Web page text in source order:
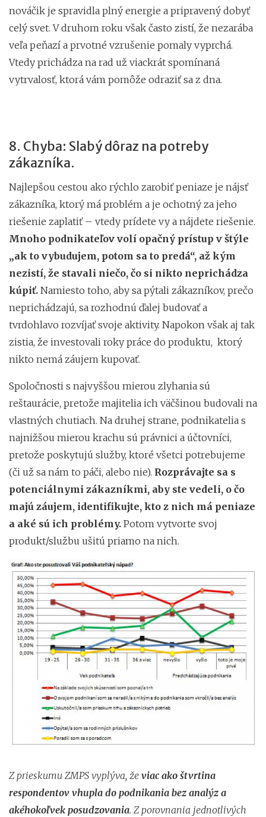
nováčik je spravidla plný energie a pripravený dobyť
celý svet. V druhom roku však často zistí, že nezarába
veľa peňazí a prvotné vzrušenie pomaly vyprchá.
Vtedy prichádza na rad už viackrát spomínaná
vytrvalosť, ktorá vám pomôže odraziť sa z dna.
8. Chyba: Slabý dôraz na potreby
zákazníka.
Najlepšou cestou ako rýchlo zarobiť peniaze je nájsť
zákazníka, ktorý má problém a je ochotný za jeho
riešenie zaplatiť – vtedy prídete vy a nájdete riešenie.
Mnoho podnikateľov volí opačný prístup v štýle
„ak to vybudujem, potom sa to predá“, až kým
nezistí, že stavali niečo, čo si nikto neprichádza
kúpiť. Namiesto toho, aby sa pýtali zákazníkov, prečo
neprichádzajú, sa rozhodnú ďalej budovať a
tvrdohlavo rozvíjať svoje aktivity. Napokon však aj tak
zistia, že investovali roky práce do produktu, ktorý
nikto nemá záujem kupovať.
Spoločnosti s najvyššou mierou zlyhania sú
reštaurácie, pretože majitelia ich väčšinou budovali na
vlastných chutiach. Na druhej strane, podnikatelia s
najnižšou mierou krachu sú právnici a účtovníci,
pretože poskytujú služby, ktoré všetci potrebujeme
(či už sa nám to páči, alebo nie). Rozprávajte sa s
potenciálnymi zákazníkmi, aby ste vedeli, o čo
majú záujem, identifikujte, kto z nich má peniaze
a aké sú ich problémy. Potom vytvorte svoj
produkt/službu ušitú priamo na nich.
Z prieskumu ZMPS vyplýva, že viac ako štvrtina
respondentov vhupla do podnikania bez analýz a
akéhokoľvek posudzovania. Z porovnania jednotlivých